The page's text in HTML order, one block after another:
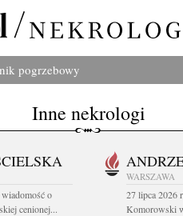
pogrzebowy
Inne nekrologi
o
cenionej...
WARSZAWA
27 lipca 2026
Komorowski